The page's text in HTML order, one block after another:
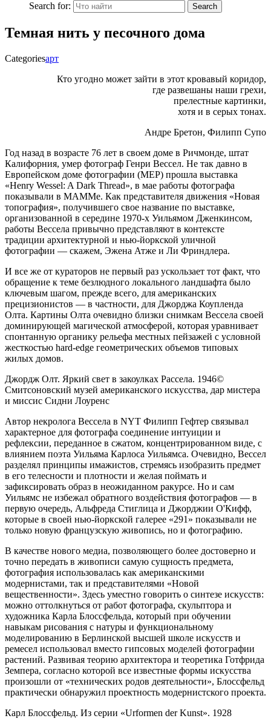
Search for:
Search
Темная нить у песочного дома
Categoriesарт
Кто угодно может зайти в этот кровавый коридор,
где развешаны наши грехи,
прелестные картинки,
хотя и в серых тонах.
Андре Бретон, Филипп Супо
Год назад в возрасте 76 лет в своем доме в Ричмонде, штат
Калифорния, умер фотограф Генри Вессел. Не так давно в
Европейском доме фотографии (MEP) прошла выставка
«Henry Wessel: A Dark Thread», в мае работы фотографа
показывали в МАММе. Как представителя движения «Новая
топография», получившего свое название по выставке,
организованной в середине 1970-х Уильямом Дженкинсом,
работы Вессела привычно представляют в контексте
традиции архитектурной и нью-йоркской уличной
фотографии — скажем, Эжена Атже и Ли Фриндлера.
И все же от кураторов не первый раз ускользает тот факт, что
обращение к теме безлюдного локального ландшафта было
ключевым шагом, прежде всего, для американских
прецизионистов — в частности, для Джорджа Коупленда
Олта. Картины Олта очевидно близки снимкам Вессела своей
доминирующей магической атмосферой, которая уравнивает
спонтанную органику рельефа местных пейзажей с условной
жесткостью hard-edge геометрических объемов типовых
жилых домов.
Джордж Олт. Яркий свет в закоулках Рассела. 1946©
Смитсоновский музей американского искусства, дар мистера
и миссис Сидни Лоуренс
Автор некролога Вессела в NYT Филипп Гефтер связывал
характерное для фотографа соединение интуиции и
рефлексии, переданное в сжатом, концентрированном виде, с
влиянием поэта Уильяма Карлоса Уильямса. Очевидно, Вессел
разделял принципы имажистов, стремясь изобразить предмет
в его телесности и плотности и желая поймать и
зафиксировать образ в неожиданном ракурсе. Но и сам
Уильямс не избежал обратного воздействия фотографов — в
первую очередь, Альфреда Стиглица и Джорджии О'Кифф,
которые в своей нью-йоркской галерее «291» показывали не
только новую французскую живопись, но и фотографию.
В качестве нового медиа, позволяющего более достоверно и
точно передать в живописи самую сущность предмета,
фотография использовалась как американскими
модернистами, так и представителями «Новой
вещественности». Здесь уместно говорить о синтезе искусств:
можно оттолкнуться от работ фотографа, скульптора и
художника Карла Блоссфельда, который при обучении
навыкам рисования с натуры и функциональному
моделированию в Берлинской высшей школе искусств и
ремесел использовал вместо гипсовых моделей фотографии
растений. Развивая теорию архитектора и теоретика Готфрида
Земпера, согласно которой все известные формы искусства
произошли от «технических родов деятельности», Блоссфельд
практически обнаружил проектность модернистского проекта.
Карл Блоссфельд. Из серии «Urformen der Kunst». 1928